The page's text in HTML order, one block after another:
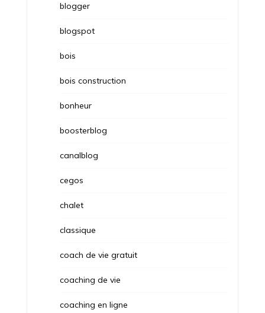
blogger
blogspot
bois
bois construction
bonheur
boosterblog
canalblog
cegos
chalet
classique
coach de vie gratuit
coaching de vie
coaching en ligne